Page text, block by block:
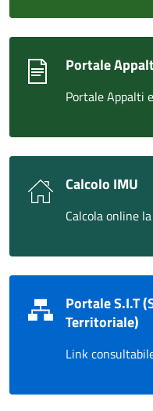
Portale
Portale Appalti
Calcolo IMU
Calcola online
Portale S.I.T
Territoriale)
Link